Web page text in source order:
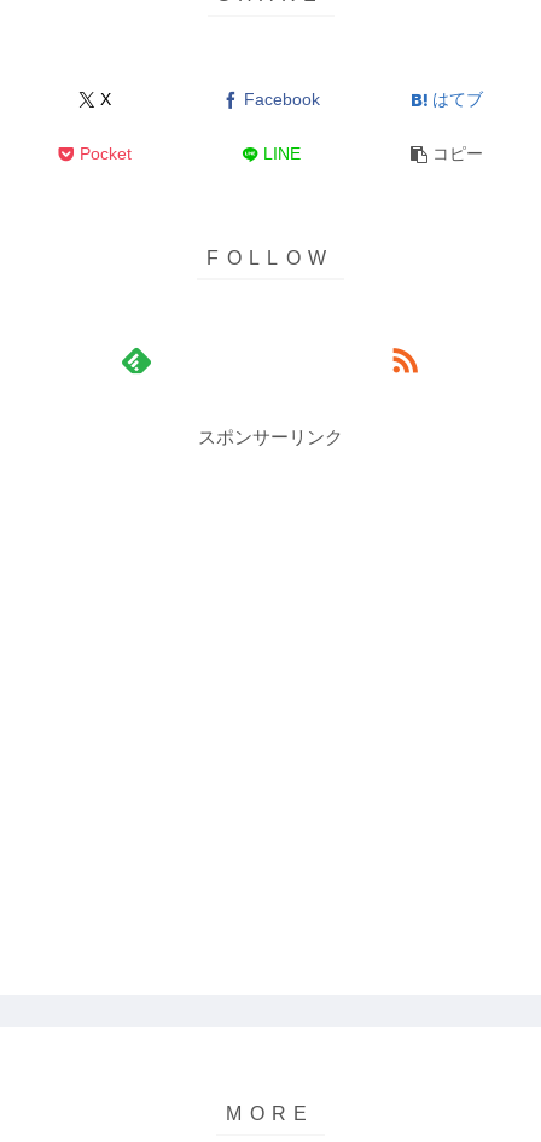
X Facebook はてブ
Pocket LINE コピー
スポンサーリンク